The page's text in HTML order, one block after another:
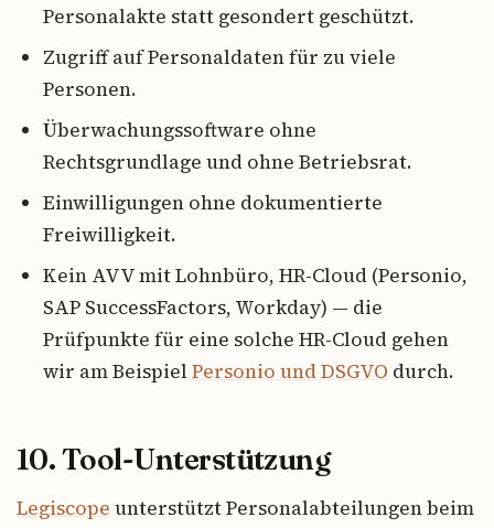
Personalakte statt gesondert geschützt.
Zugriff auf Personaldaten für zu viele
Personen.
Überwachungssoftware ohne
Rechtsgrundlage und ohne Betriebsrat.
Einwilligungen ohne dokumentierte
Freiwilligkeit.
Kein AVV mit Lohnbüro, HR-Cloud (Personio,
SAP SuccessFactors, Workday) — die
Prüfpunkte für eine solche HR-Cloud gehen
wir am Beispiel Personio und DSGVO durch.
10. Tool-Unterstützung
Legiscope unterstützt Personalabteilungen beim